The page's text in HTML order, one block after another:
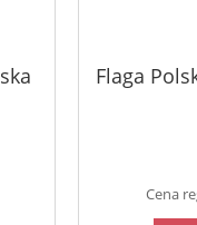
Flaga
Cena